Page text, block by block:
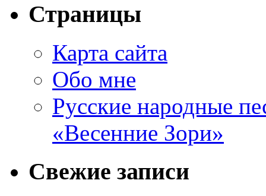
Страницы
Карта сайта
Обо мне
Русские народные
«Весенние Зори»
Свежие записи